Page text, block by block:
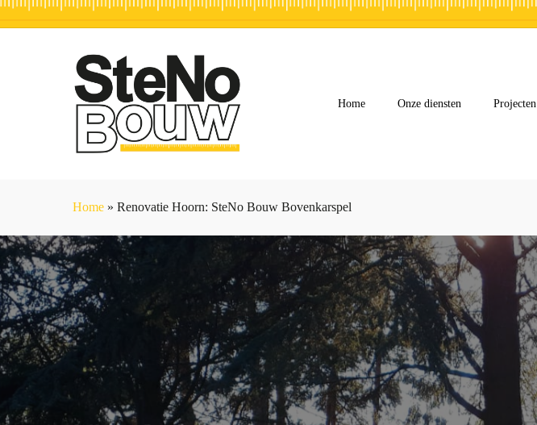
Skip
Home Onze diensten Projecten
Home » Renovatie Hoorn: SteNo Bouw Bovenkarspel